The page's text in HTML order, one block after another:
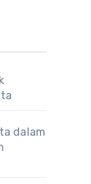
dalam